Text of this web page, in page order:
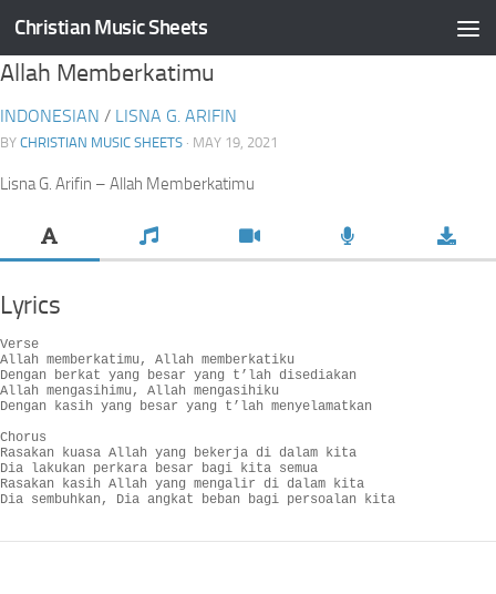
Skip to content
Christian Music Sheets
Allah Memberkatimu
INDONESIAN / LISNA G. ARIFIN
BY CHRISTIAN MUSIC SHEETS · MAY 19, 2021
Lisna G. Arifin – Allah Memberkatimu
Lyrics
Verse
Allah memberkatimu, Allah memberkatiku
Dengan berkat yang besar yang t’lah disediakan
Allah mengasihimu, Allah mengasihiku
Dengan kasih yang besar yang t’lah menyelamatkan
Chorus
Rasakan kuasa Allah yang bekerja di dalam kita
Dia lakukan perkara besar bagi kita semua
Rasakan kasih Allah yang mengalir di dalam kita
Dia sembuhkan, Dia angkat beban bagi persoalan kita